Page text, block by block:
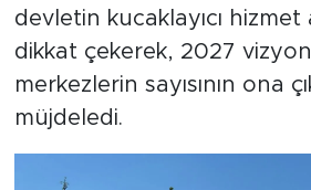
devletin kucaklayıcı hizmet
dikkat çekerek, 2027
merkezlerin sayısının ona
müjdeledi.